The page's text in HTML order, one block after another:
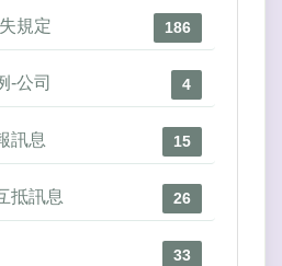
規定 186
-公司 4
訊息 15
抵訊息 26
33